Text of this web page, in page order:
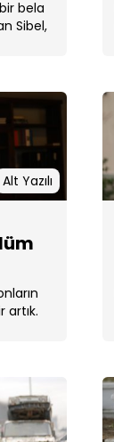
bela
Sibel,
Alt Yazılı
artık.